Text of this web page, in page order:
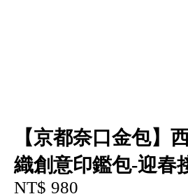
【京都奈口金包】
織創意印鑑包-迎春
NT$ 980